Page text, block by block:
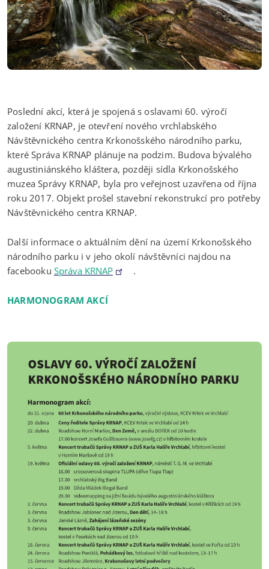
Poslední akcí, která je spojená s oslavami 60. výročí
založení KRNAP, je otevření nového vrchlabského
Návštěvnického centra Krkonošského národního parku,
které Správa KRNAP plánuje na podzim. Budova bývalého
augustiniánského kláštera, později sídla Krkonošského
muzea Správy KRNAP, byla pro veřejnost uzavřena od října
roku 2017. Objekt prošel stavební rekonstrukcí pro potřeby
Návštěvnického centra KRNAP.
Další informace o aktuálním dění na území Krkonošského
národního parku i v jeho okolí návštěvníci najdou na
facebooku Správa KRNAP .
HARMONOGRAM AKCÍ